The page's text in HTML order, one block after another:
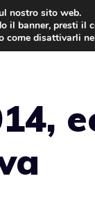
nostro sito web.
il banner, presti il
come disattivarli